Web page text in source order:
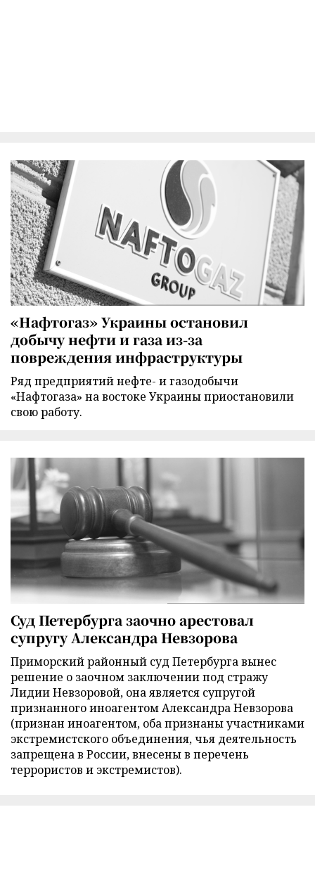
«Нафтогаз» Украины остановил
добычу нефти и газа из-за
повреждения инфраструктуры
Ряд предприятий нефте- и газодобычи
«Нафтогаза» на востоке Украины приостановили
свою работу.
Суд Петербурга заочно арестовал
супругу Александра Невзорова
Приморский районный суд Петербурга вынес
решение о заочном заключении под стражу
Лидии Невзоровой, она является супругой
признанного иноагентом Александра Невзорова
(признан иноагентом, оба признаны участниками
экстремистского объединения, чья деятельность
запрещена в России, внесены в перечень
террористов и экстремистов).